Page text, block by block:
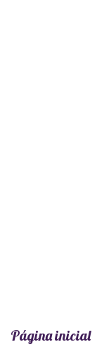
Página inicial